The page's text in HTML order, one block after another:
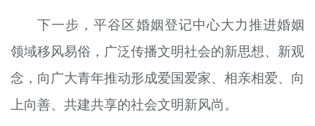
下一步，平谷区婚姻登记中心大力推进婚姻
领域移风易俗，广泛传播文明社会的新思想、新观
念，向广大青年推动形成爱国爱家、相亲相爱、向
上向善、共建共享的社会文明新风尚。